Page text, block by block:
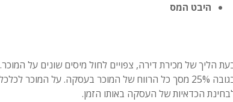
היבט המס
הליך של מכירת דירה, צפויים לחול מיסים שונים על
בגובה 25% מסך כל הרווח של המוכר בעסקה. על
הכדאיות של העסקה באותו הזמן.